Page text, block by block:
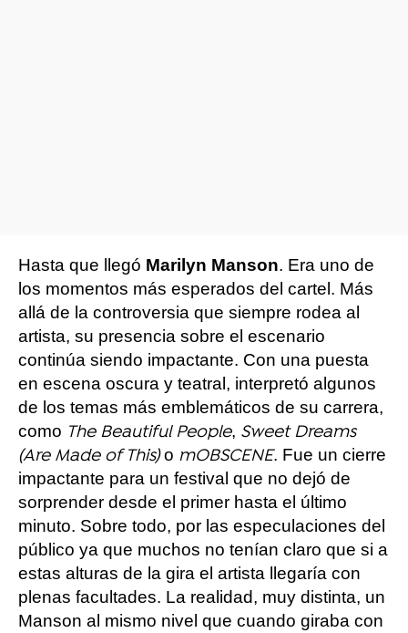
Hasta que llegó Marilyn Manson. Era uno de
los momentos más esperados del cartel. Más
allá de la controversia que siempre rodea al
artista, su presencia sobre el escenario
continúa siendo impactante. Con una puesta
en escena oscura y teatral, interpretó algunos
de los temas más emblemáticos de su carrera,
como The Beautiful People, Sweet Dreams
(Are Made of This)o mOBSCENE. Fue un cierre
impactante para un festival que no dejó de
sorprender desde el primer hasta el último
minuto. Sobre todo, por las especulaciones del
público ya que muchos no tenían claro que si a
estas alturas de la gira el artista llegaría con
plenas facultades. La realidad, muy distinta, un
Manson al mismo nivel que cuando giraba con